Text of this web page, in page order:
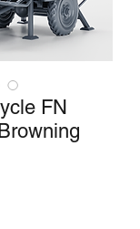
FN